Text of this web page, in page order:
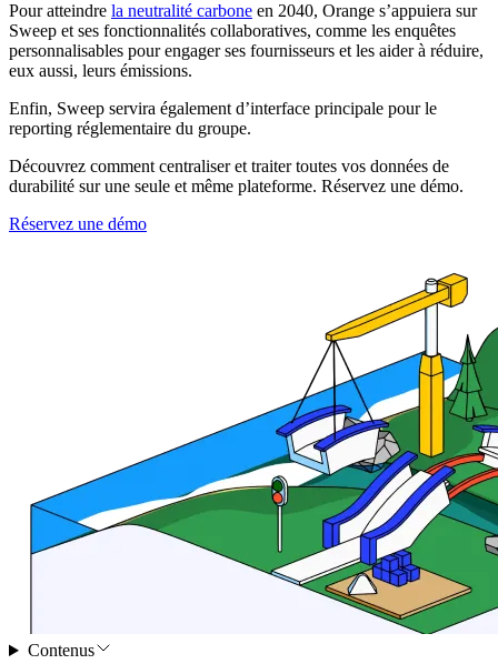
Pour atteindre la neutralité carbone en 2040, Orange s’appuiera sur
Sweep et ses fonctionnalités collaboratives, comme les enquêtes
personnalisables pour engager ses fournisseurs et les aider à réduire,
eux aussi, leurs émissions.
Enfin, Sweep servira également d’interface principale pour le
reporting réglementaire du groupe.
Découvrez comment centraliser et traiter toutes vos données de
durabilité sur une seule et même plateforme. Réservez une démo.
Réservez une démo
Contenus